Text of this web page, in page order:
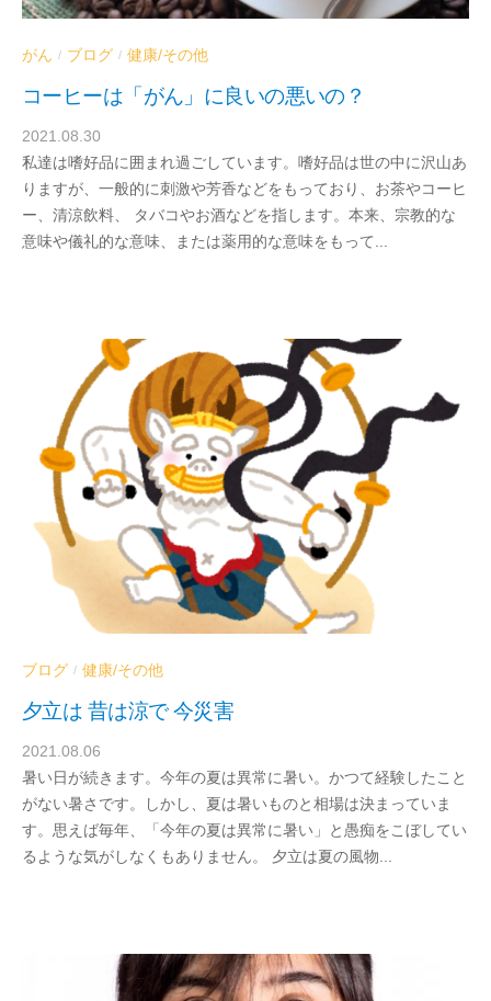
がん / ブログ / 健康/その他
コーヒーは「がん」に良いの悪いの？
2021.08.30
y
d
r
a
私達は嗜好品に囲まれ過ごしています。嗜好品は世の中に沢山あ
りますが、一般的に刺激や芳香などをもっており、お茶やコーヒ
ー、清涼飲料、 タバコやお酒などを指します。本来、宗教的な
意味や儀礼的な意味、または薬用的な意味をもって...
ブログ / 健康/その他
夕立は 昔は涼で 今災害
2021.08.06
y
d
r
a
暑い日が続きます。今年の夏は異常に暑い。かつて経験したこと
がない暑さです。しかし、夏は暑いものと相場は決まっていま
す。思えば毎年、「今年の夏は異常に暑い」と愚痴をこぼしてい
るような気がしなくもありません。 夕立は夏の風物...